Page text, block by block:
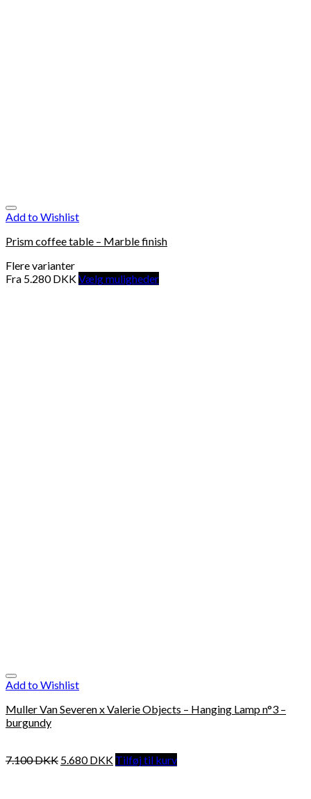
Add to Wishlist
Prism coffee table – Marble finish
Flere varianter
Fra 5.280DKKVælg muligheder
Add to Wishlist
Muller Van Severen x Valerie Objects – Hanging Lamp n°3 –
burgundy
7.100DKK 5.680DKK Tilføj til kurv